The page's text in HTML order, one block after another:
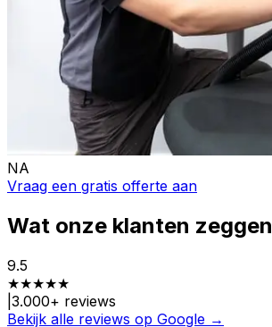
NA
Vraag een gratis offerte aan
Wat onze klanten zeggen
9.5
★★★★★
3.000+ reviews
Bekijk alle reviews op Google →